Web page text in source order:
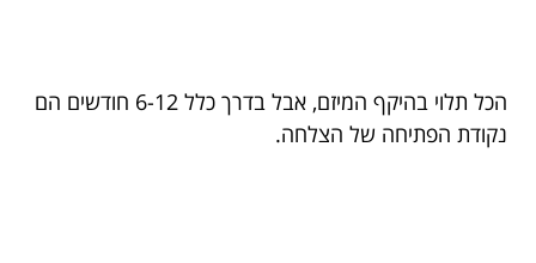
הכל תלוי בהיקף המיזם, אבל בדרך כלל 6-12 חודשים הם
נקודת הפתיחה של הצלחה.